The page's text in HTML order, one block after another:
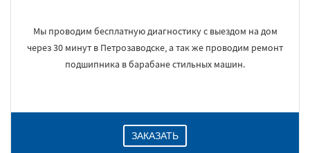
Мы проводим бесплатную диагностику с выездом на дом
через 30 минут в Петрозаводске, а так же проводим ремонт
подшипника в барабане стильных машин.
ЗАКАЗАТЬ